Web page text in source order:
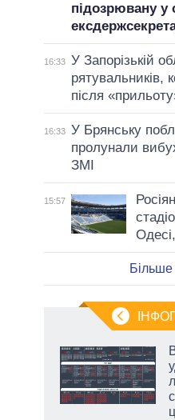
підозрювану у
16:33 У Запорізькій
рятувальників,
після
16:33 У Брянську
пролунали
ЗМІ
15:57